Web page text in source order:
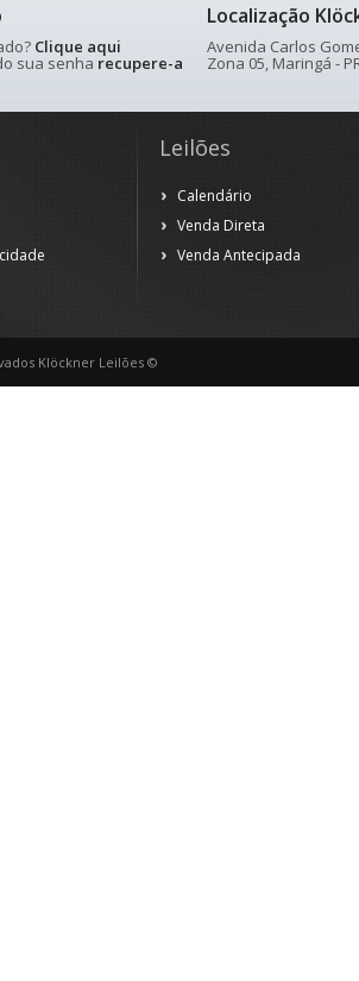
Clique aqui
sua senha recupere-a
Localização
Avenida Carlos
Zona 05, Maringá -
Leilões
Calendário
Venda Direta
Venda Antecipada
Klöckner Leilões ©